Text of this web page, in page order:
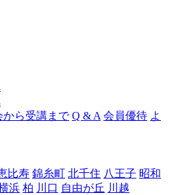
から受講まで Q & A 会員優待 よ
比寿 錦糸町 北千住 八王子 昭和
浜 柏 川口 自由が丘 川越